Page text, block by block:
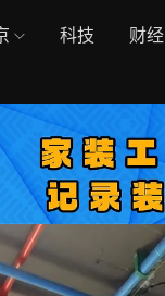
科技 财经